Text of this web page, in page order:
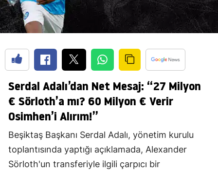
Serdal Adalı’dan Net Mesaj: “27 Milyon
€ Sörloth’a mı? 60 Milyon € Verir
Osimhen’i Alırım!”
Beşiktaş Başkanı Serdal Adalı, yönetim kurulu
toplantısında yaptığı açıklamada, Alexander
Sörloth'un transferiyle ilgili çarpıcı bir